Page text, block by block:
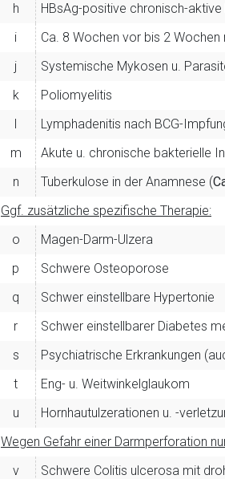
h
HBsAg-positive chronisch-aktive
i
Ca. 8 Wochen vor bis 2
j
Systemische Mykosen u.
k
Poliomyelitis
l
Lymphadenitis nach BCG-
m
Akute u. chronische bakterielle
n
Tuberkulose in der Anamnese (
Ggf. zusätzliche spezifische Therapie:
o
Magen-Darm-Ulzera
p
Schwere Osteoporose
q
Schwer einstellbare Hypertonie
r
Schwer einstellbarer Diabetes
s
Psychiatrische Erkrankungen
t
Eng- u. Weitwinkelglaukom
u
Hornhautulzerationen u. -
Wegen Gefahr einer Darmperforation
v
Schwere Colitis ulcerosa mit